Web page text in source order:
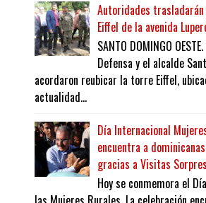
Autoridades
Eiffel de la avenida
SANTO DOMINGO
Defensa y el alcalde
acordaron reubicar la torre Eiffel,
actualidad...
Día Internacional
encuentra a
gracias a Visitas
Hoy se conmemora el